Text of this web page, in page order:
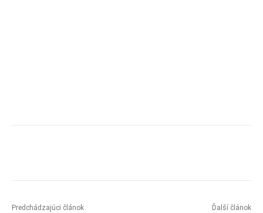
Predchádzajúci článok Ďalší článok